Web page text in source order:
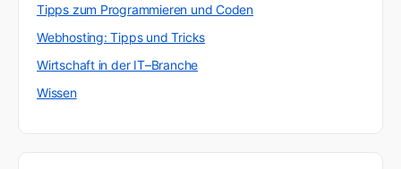
Tipps zum Programmieren und Coden
Webhosting: Tipps und Tricks
Wirtschaft in der IT–Branche
Wissen